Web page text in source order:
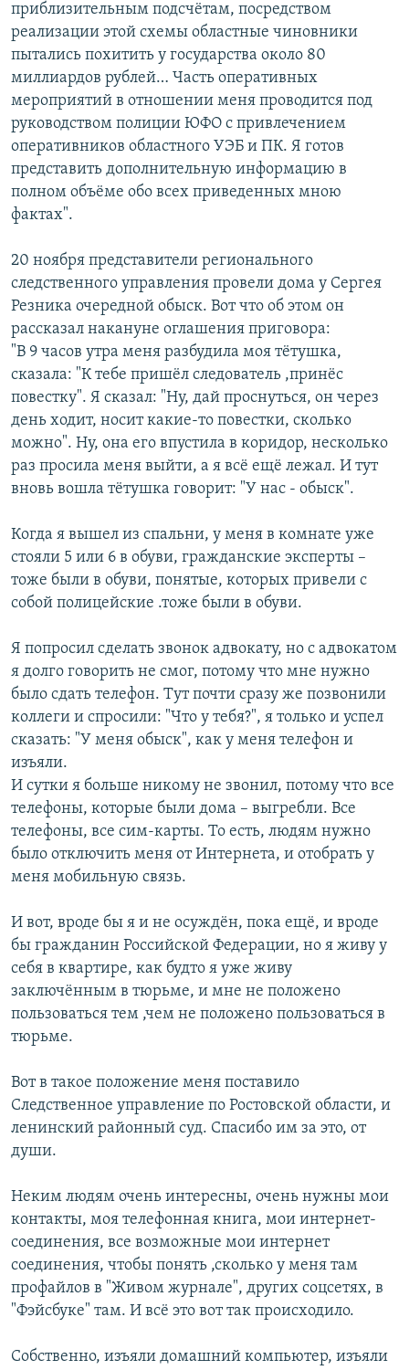
приблизительным подсчётам, посредством
реализации этой схемы областные чиновники
пытались похитить у государства около 80
миллиардов рублей… Часть оперативных
мероприятий в отношении меня проводится под
руководством полиции ЮФО с привлечением
оперативников областного УЭБ и ПК. Я готов
представить дополнительную информацию в
полном объёме обо всех приведенных мною
фактах".
20 ноября представители регионального
следственного управления провели дома у Сергея
Резника очередной обыск. Вот что об этом он
рассказал накануне оглашения приговора:
"В 9 часов утра меня разбудила моя тётушка,
сказала: "К тебе пришёл следователь ,принёс
повестку". Я сказал: "Ну, дай проснуться, он через
день ходит, носит какие-то повестки, сколько
можно". Ну, она его впустила в коридор, несколько
раз просила меня выйти, а я всё ещё лежал. И тут
вновь вошла тётушка говорит: "У нас - обыск".
Когда я вышел из спальни, у меня в комнате уже
стояли 5 или 6 в обуви, гражданские эксперты –
тоже были в обуви, понятые, которых привели с
собой полицейские .тоже были в обуви.
Я попросил сделать звонок адвокату, но с адвокатом
я долго говорить не смог, потому что мне нужно
было сдать телефон. Тут почти сразу же позвонили
коллеги и спросили: "Что у тебя?", я только и успел
сказать: "У меня обыск", как у меня телефон и
изъяли.
И сутки я больше никому не звонил, потому что все
телефоны, которые были дома – выгребли. Все
телефоны, все сим-карты. То есть, людям нужно
было отключить меня от Интернета, и отобрать у
меня мобильную связь.
И вот, вроде бы я и не осуждён, пока ещё, и вроде
бы гражданин Российской Федерации, но я живу у
себя в квартире, как будто я уже живу
заключённым в тюрьме, и мне не положено
пользоваться тем ,чем не положено пользоваться в
тюрьме.
Вот в такое положение меня поставило
Следственное управление по Ростовской области, и
ленинский районный суд. Спасибо им за это, от
души.
Неким людям очень интересны, очень нужны мои
контакты, моя телефонная книга, мои интернет-
соединения, все возможные мои интернет
соединения, чтобы понять ,сколько у меня там
профайлов в "Живом журнале", других соцсетях, в
"Фэйсбуке" там. И всё это вот так происходило.
Собственно, изъяли домашний компьютер, изъяли